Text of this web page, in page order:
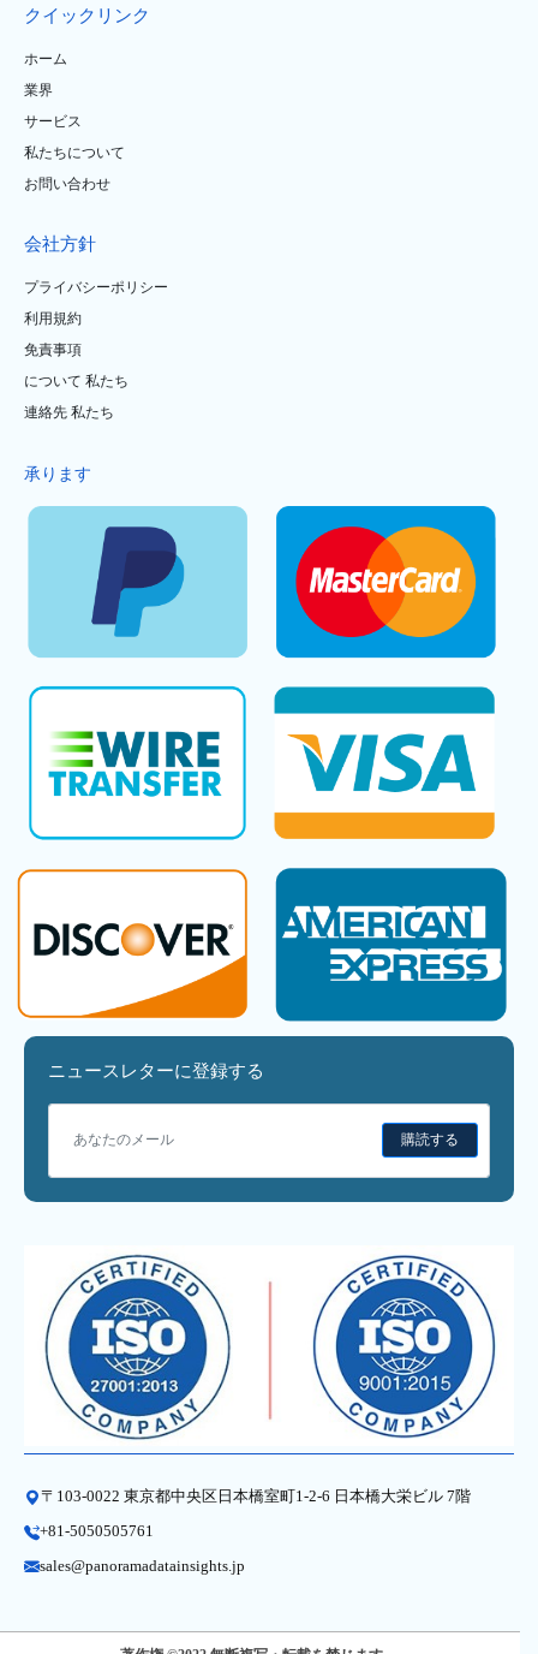
クイックリンク
ホーム
業界
サービス
私たちについて
お問い合わせ
会社方針
プライバシーポリシー
利用規約
免責事項
について 私たち
連絡先 私たち
承ります
ニュースレターに登録する
購読する
〒103-0022 東京都中央区日本橋室町1-2-6 日本橋大栄ビル 7階
+81-5050505761
sales@panoramadatainsights.jp